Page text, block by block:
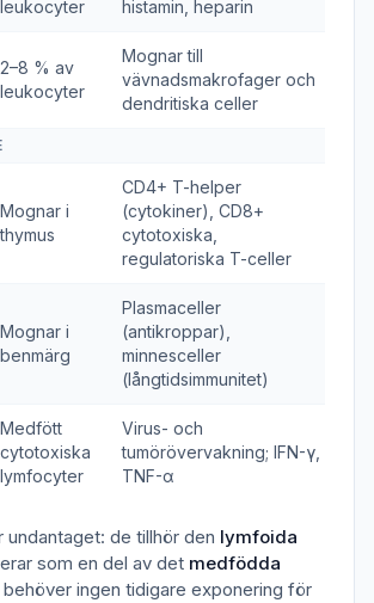
leukocyter histamin, heparin
2–8 % av
leukocyter
Mognar till
vävnadsmakrofager och
dendritiska celler
Mognar i
thymus
CD4+ T-helper
(cytokiner), CD8+
cytotoxiska,
regulatoriska T-celler
Mognar i
benmärg
Plasmaceller
(antikroppar),
minnesceller
(långtidsimmunitet)
Medfött
cytotoxiska
lymfocyter
Virus- och
tumörövervakning; IFN-γ,
TNF-α
undantaget: de tillhör den lymfoida
som en del av det medfödda
ingen tidigare exponering för